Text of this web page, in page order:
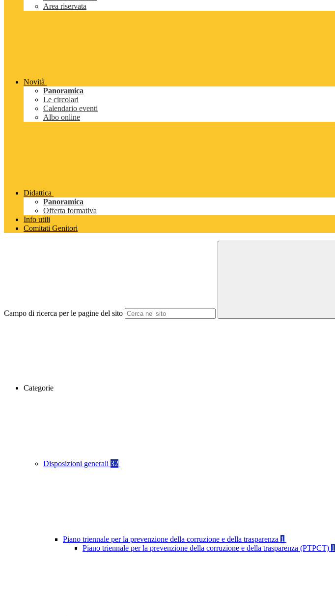
Area riservata
Novità
Panoramica
Le circolari
Calendario eventi
Albo online
Didattica
Panoramica
Offerta formativa
Info utili
Comitati Genitori
Campo di ricerca per le pagine del sito
Categorie
Disposizioni generali 32
Piano triennale per la prevenzione della corruzione e della trasparenza 1
Piano triennale per la prevenzione della corruzione e della trasparenza (PTPCT) 1